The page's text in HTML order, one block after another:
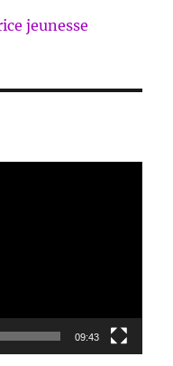
jeunesse
09:43